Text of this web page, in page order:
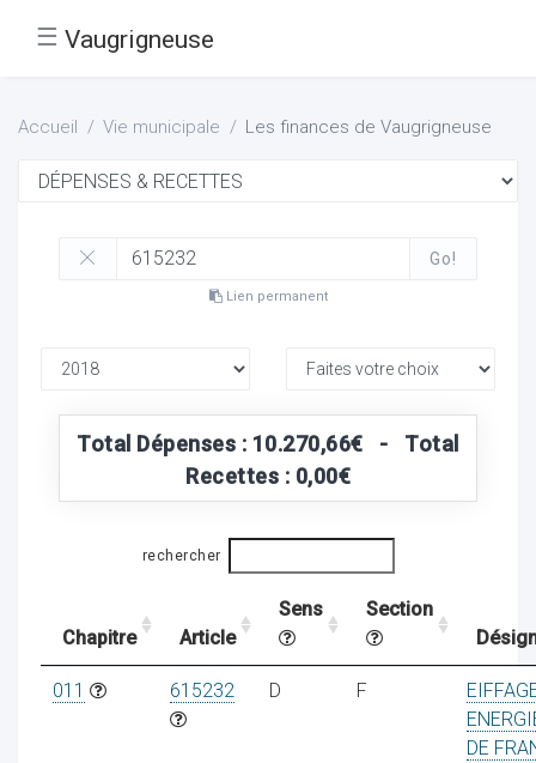
☰ Vaugrigneuse
Accueil Vie municipale Les finances de Vaugrigneuse
Go!
Lien permanent
Total Dépenses : 10.270,66€ - Total
Recettes : 0,00€
rechercher
Chapitre Article
Sens
Section
011 615232 D F
DE